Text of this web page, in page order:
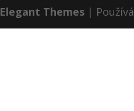
Elegant Themes |